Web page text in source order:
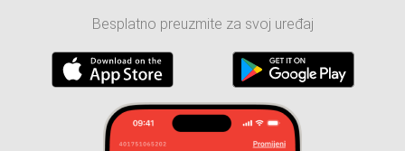
Besplatno preuzmite za svoj uređaj